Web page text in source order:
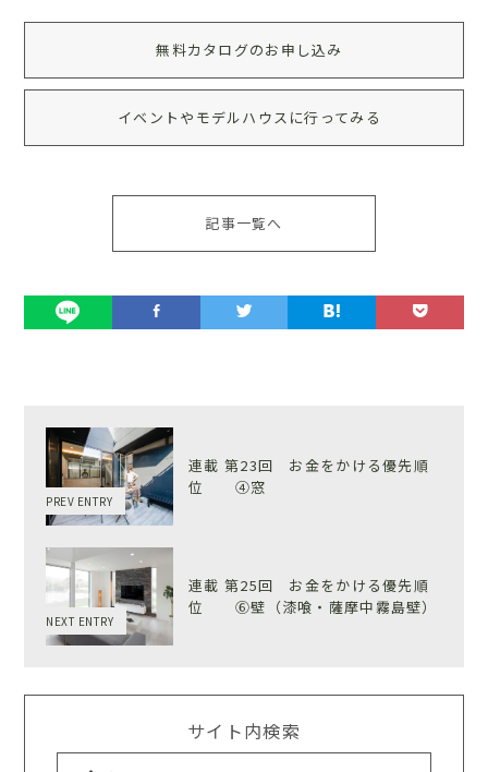
無料カタログのお申し込み
イベントやモデルハウスに行ってみる
記事一覧へ
PREV ENTRY
連載 第23回 お金をかける優先順
位 ④窓
NEXT ENTRY
連載 第25回 お金をかける優先順
位 ⑥壁（漆喰・薩摩中霧島壁）
サイト内検索